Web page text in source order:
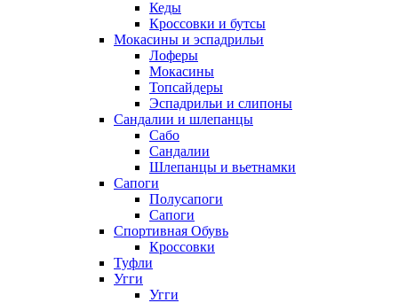
Кеды
Кроссовки и бутсы
Мокасины и эспадрильи
Лоферы
Мокасины
Топсайдеры
Эспадрильи и слипоны
Сандалии и шлепанцы
Сабо
Сандалии
Шлепанцы и вьетнамки
Сапоги
Полусапоги
Сапоги
Спортивная Обувь
Кроссовки
Туфли
Угги
Угги